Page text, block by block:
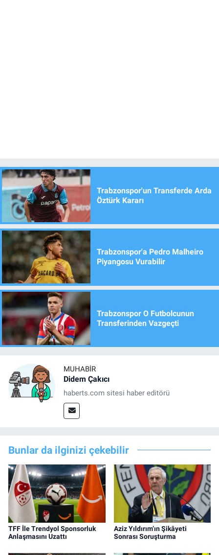
Trabzonspor'un Transferde Arda
Öztürk Kararı
Trabzonspor'a Pedro Malheiro
Piyangosu Vurabilir
Trabzonspor O Futbolcunun
Transferinden Vazgeçti
MUHABIR
Didem Çakıcı
haberts.com sitesi haber editörü
Bunlar da ilginizi çekebilir
TFF İle Trendyol Sponsorluk
Anlaşmasını Uzattı
Aziz Yıldırım’ın Şikâyeti
Sonrası Soruşturma